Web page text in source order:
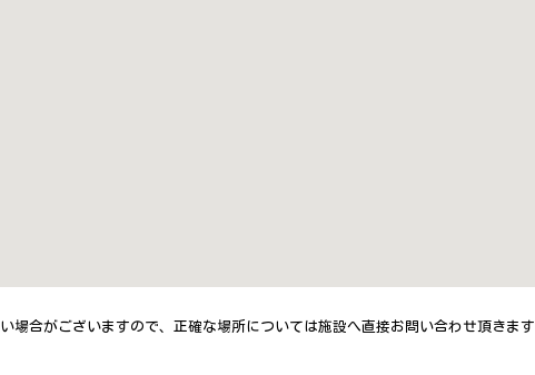
場合がございますので、正確な場所については施設へ直接お問い合わせ頂きます